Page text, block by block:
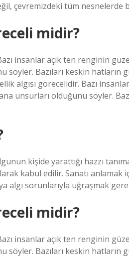
çevremizdeki tüm nesnelerde
midir?
insanlar açık ten renginin
söyler. Bazıları keskin hatların
algısı görecelidir. Bazı
unsurları olduğunu söyler.
kişide yarattığı hazzı
kabul edilir. Sanatı
algı sorunlarıyla uğraşmak
midir?
insanlar açık ten renginin
söyler. Bazıları keskin hatların